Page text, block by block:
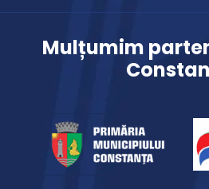
Mulțumim